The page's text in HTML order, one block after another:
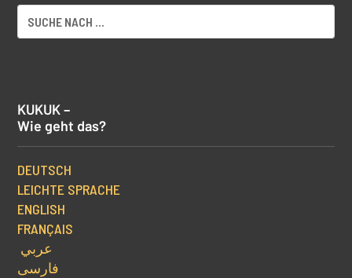
KUKUK –
Wie geht das?
DEUTSCH
LEICHTE SPRACHE
ENGLISH
FRANÇAIS
عربي
فارسی